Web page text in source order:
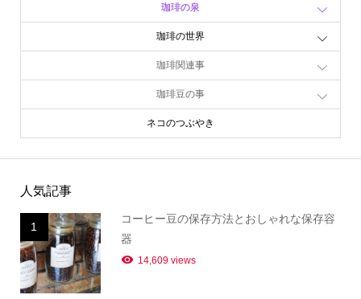
珈琲の泉
珈琲の世界
珈琲関連事
珈琲豆の事
ネコのつぶやき
人気記事
1
コーヒー豆の保存方法とおしゃれな保存容
器
14,609 views